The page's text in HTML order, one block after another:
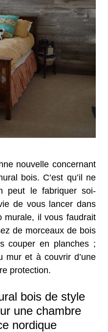
nouvelle concernant
bois. C’est qu’il ne
peut le fabriquer soi-
de vous lancer dans
murale, il vous faudrait
de morceaux de bois
couper en planches ;
mur et à couvrir d’une
protection.
bois de style
une chambre
nordique